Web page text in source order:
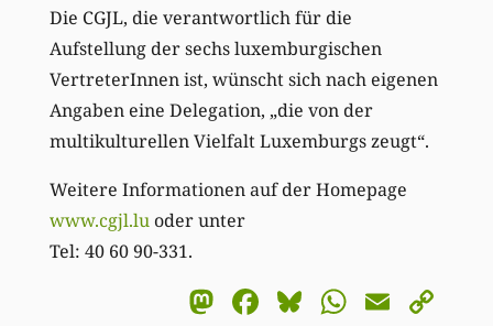
Die CGJL, die verantwortlich für die
Aufstellung der sechs luxemburgischen
VertreterInnen ist, wünscht sich nach eigenen
Angaben eine Delegation, „die von der
multikulturellen Vielfalt Luxemburgs zeugt“.
Weitere Informationen auf der Homepage
www.cgjl.luoder unter
Tel: 40 60 90-331.
Mastodon
Facebook
BlueskyEmail